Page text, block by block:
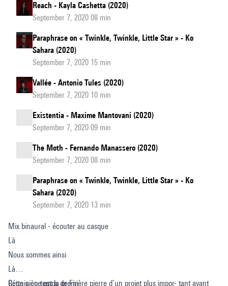
Reach - Kayla Cashetta (2020)
September 7, 2020 08 min
Paraphrase on « Twinkle, Twinkle, Little Star » - Ko
Sahara (2020)
September 7, 2020 15 min
Vallée - Antonio Tules (2020)
September 7, 2020 10 min
Existentia - Maxime Mantovani (2020)
September 7, 2020 09 min
The Moth - Fernando Manassero (2020)
September 7, 2020 08 min
Paraphrase on « Twinkle, Twinkle, Little Star » - Ko
Sahara (2020)
September 7, 2020 13 min
Mix binaural - écouter au casque
Là
Nous sommes ainsi
Là
Réunis en temps de Fin
Cette pièce est la première pierre d’un projet plus impor- tant ayant